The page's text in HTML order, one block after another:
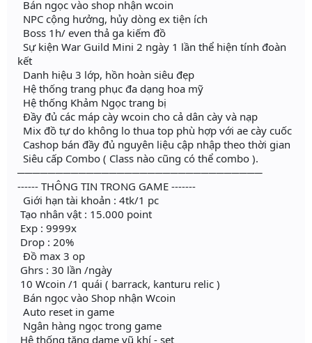
Bán ngọc vào shop nhận wcoin
NPC cộng hưởng, hủy dòng ex tiện ích
Boss 1h/ even thả ga kiếm đồ
Sự kiện War Guild Mini 2 ngày 1 lần thể hiện tính đoàn
kết
Danh hiệu 3 lớp, hồn hoàn siêu đẹp
Hệ thống trang phục đa dạng hoa mỹ
Hệ thống Khảm Ngọc trang bị
Đầy đủ các máp cày wcoin cho cả dân cày và nạp
Mix đồ tự do không lo thua top phù hợp với ae cày cuốc
Cashop bán đầy đủ nguyên liệu cập nhập theo thời gian
Siêu cấp Combo ( Class nào cũng có thể combo ).
────────────────────────────────
------ THÔNG TIN TRONG GAME -------
Giới hạn tài khoản : 4tk/1 pc
Tạo nhân vật : 15.000 point
Exp : 9999x
Drop : 20%
Đồ max 3 op
Ghrs : 30 lần /ngày
10 Wcoin /1 quái ( barrack, kanturu relic )
Bán ngọc vào Shop nhận Wcoin
Auto reset in game
Ngân hàng ngọc trong game
Hệ thống tăng dame vũ khí - set